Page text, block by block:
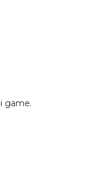
game.